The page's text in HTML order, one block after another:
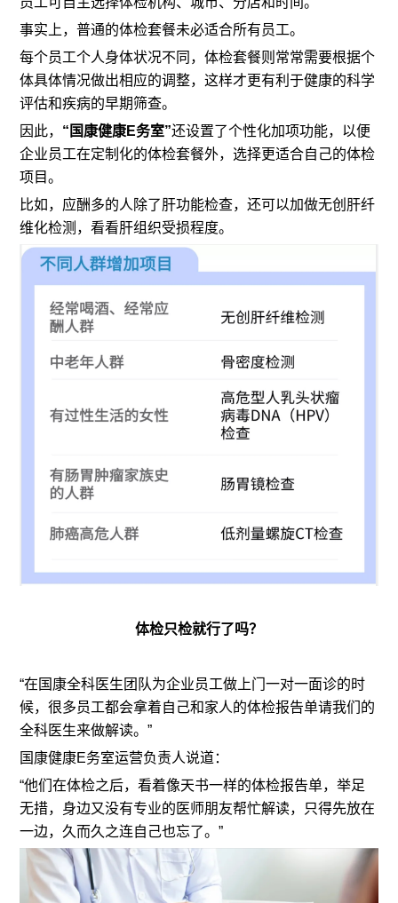
事实上，普通的体检套餐未必适合所有员工。
每个员工个人身体状况不同，体检套餐则常常需要根据个
体具体情况做出相应的调整，这样才更有利于健康的科学
评估和疾病的早期筛查。
因此， “国康健康E务室”还设置了个性化加项功能，以便
企业员工在定制化的体检套餐外，选择更适合自己的体检
项目。
比如，应酬多的人除了肝功能检查，还可以加做无创肝纤
维化检测，看看肝组织受损程度。
体检只检就行了吗？
“在国康全科医生团队为企业员工做上门一对一面诊的时
候，很多员工都会拿着自己和家人的体检报告单请我们的
全科医生来做解读。”
国康健康E务室运营负责人说道：
“他们在体检之后，看着像天书一样的体检报告单，举足
无措，身边又没有专业的医师朋友帮忙解读，只得先放在
一边，久而久之连自己也忘了。”